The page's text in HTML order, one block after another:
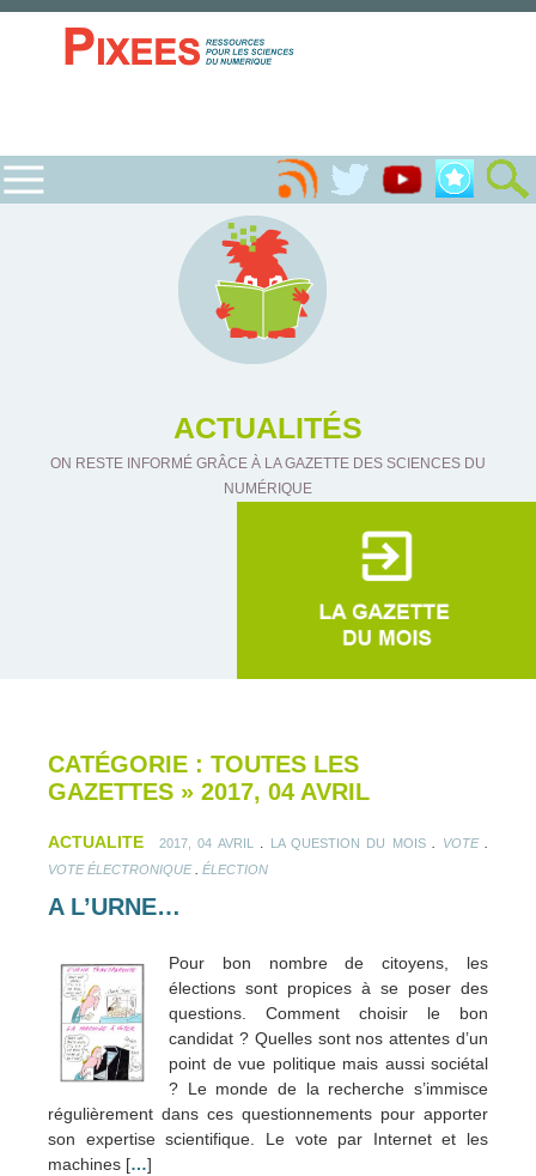
ACTUALITÉS
ON RESTE INFORMÉ GRÂCE À LA GAZETTE DES SCIENCES DU
NUMÉRIQUE
CATÉGORIE : TOUTES LES
GAZETTES » 2017, 04 AVRIL
ACTUALITE 2017, 04 AVRIL LA QUESTION DU MOIS. VOTE.
VOTE ÉLECTRONIQUE. ÉLECTION
A L’URNE…
Pour bon nombre de citoyens, les
élections sont propices à se poser des
questions. Comment choisir le bon
candidat ? Quelles sont nos attentes d’un
point de vue politique mais aussi sociétal
? Le monde de la recherche s’immisce
régulièrement dans ces questionnements pour apporter
son expertise scientifique. Le vote par Internet et les
machines […]